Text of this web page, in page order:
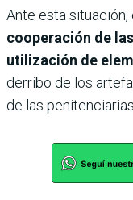
Ante esta
cooperación de
utilización de
derribo de los
de las